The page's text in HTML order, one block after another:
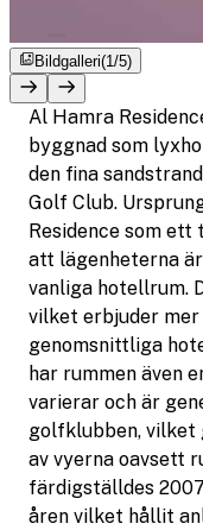
Bildgalleri(1/5)
Al Hamra
byggnad som
den fina
Golf Club.
Residence som
att lägenheterna
vanliga hotellrum.
vilket erbjuder
genomsnittliga
har rummen även
varierar och är
golfklubben, vilket
av vyerna oavsett
färdigställdes
åren vilket hållit